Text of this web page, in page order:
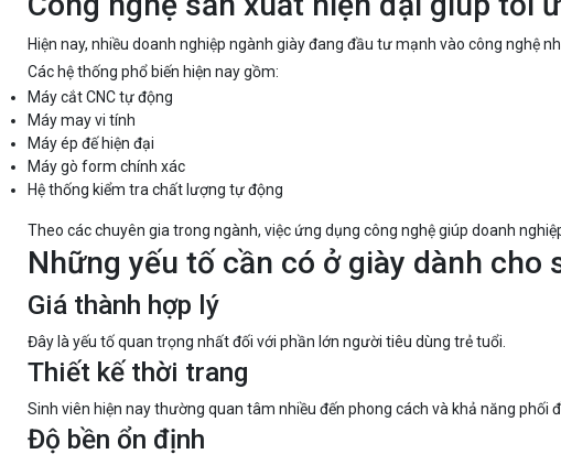
Hiện nay, nhiều doanh nghiệp ngành giày đang đầu tư mạnh vào công nghệ
Các hệ thống phổ biến hiện nay gồm:
Máy cắt CNC tự động
Máy may vi tính
Máy ép đế hiện đại
Máy gò form chính xác
Hệ thống kiểm tra chất lượng tự động
Theo các chuyên gia trong ngành, việc ứng dụng công nghệ giúp doanh
Những yếu tố cần có ở giày dành cho
Giá thành hợp lý
Đây là yếu tố quan trọng nhất đối với phần lớn người tiêu dùng trẻ tuổi.
Thiết kế thời trang
Sinh viên hiện nay thường quan tâm nhiều đến phong cách và khả năng phối
Độ bền ổn định